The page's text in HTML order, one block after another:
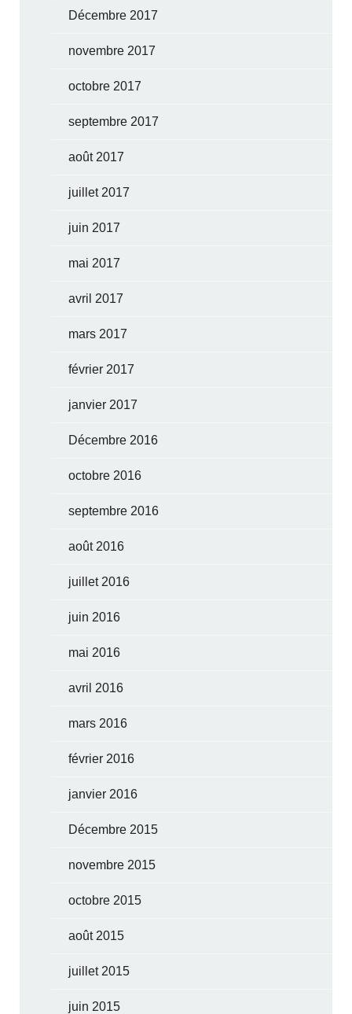
Décembre 2017
novembre 2017
octobre 2017
septembre 2017
août 2017
juillet 2017
juin 2017
mai 2017
avril 2017
mars 2017
février 2017
janvier 2017
Décembre 2016
octobre 2016
septembre 2016
août 2016
juillet 2016
juin 2016
mai 2016
avril 2016
mars 2016
février 2016
janvier 2016
Décembre 2015
novembre 2015
octobre 2015
août 2015
juillet 2015
juin 2015